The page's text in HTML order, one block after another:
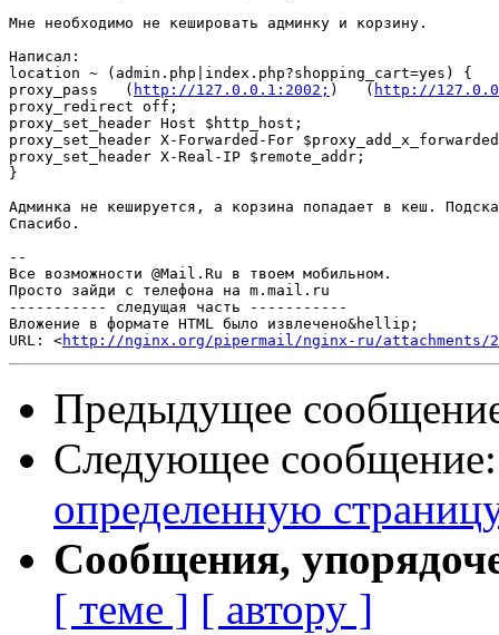
Мне необходимо не кешировать админку и корзину.
Написал:
location ~ (admin.php|index.php?shopping_cart=yes) {
proxy_pass   ( http://127.0.0.1:2002; )   ( http://
proxy_redirect off;
proxy_set_header Host $http_host;
proxy_set_header X-Forwarded-For
proxy_set_header X-Real-IP $remote_addr;
}
Админка не кешируется, а корзина попадает в кеш.
Спасибо.
--
Все возможности @Mail.Ru в твоем мобильном.
Просто зайди с телефона на m.mail.ru
----------- следущая часть -----------
Вложение в формате HTML было извлечено&hellip;
URL: <http://nginx.org/pipermail/nginx-ru/attachments/
Предыдущее
Следующее
определенную
Сообщения,
[ теме ] [ автору ]